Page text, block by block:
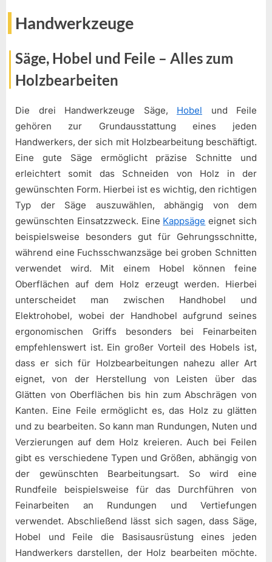
Handwerkzeuge
Säge, Hobel und Feile – Alles zum
Holzbearbeiten
Die drei Handwerkzeuge Säge, Hobel und Feile
gehören zur Grundausstattung eines jeden
Handwerkers, der sich mit Holzbearbeitung beschäftigt.
Eine gute Säge ermöglicht präzise Schnitte und
erleichtert somit das Schneiden von Holz in der
gewünschten Form. Hierbei ist es wichtig, den richtigen
Typ der Säge auszuwählen, abhängig von dem
gewünschten Einsatzzweck. Eine Kappsäge eignet sich
beispielsweise besonders gut für Gehrungsschnitte,
während eine Fuchsschwanzsäge bei groben Schnitten
verwendet wird. Mit einem Hobel können feine
Oberflächen auf dem Holz erzeugt werden. Hierbei
unterscheidet man zwischen Handhobel und
Elektrohobel, wobei der Handhobel aufgrund seines
ergonomischen Griffs besonders bei Feinarbeiten
empfehlenswert ist. Ein großer Vorteil des Hobels ist,
dass er sich für Holzbearbeitungen nahezu aller Art
eignet, von der Herstellung von Leisten über das
Glätten von Oberflächen bis hin zum Abschrägen von
Kanten. Eine Feile ermöglicht es, das Holz zu glätten
und zu bearbeiten. So kann man Rundungen, Nuten und
Verzierungen auf dem Holz kreieren. Auch bei Feilen
gibt es verschiedene Typen und Größen, abhängig von
der gewünschten Bearbeitungsart. So wird eine
Rundfeile beispielsweise für das Durchführen von
Feinarbeiten an Rundungen und Vertiefungen
verwendet. Abschließend lässt sich sagen, dass Säge,
Hobel und Feile die Basisausrüstung eines jeden
Handwerkers darstellen, der Holz bearbeiten möchte.